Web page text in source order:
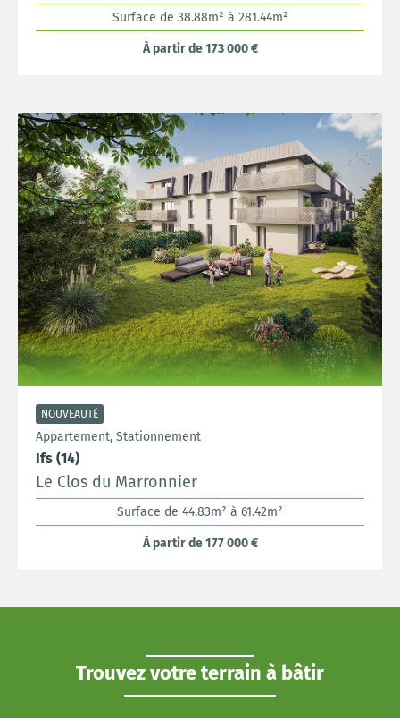
Surface de 38.88m² à 281.44m²
À partir de 173 000 €
NOUVEAUTÉ
Appartement, Stationnement
Ifs (14)
Le Clos du Marronnier
Surface de 44.83m² à 61.42m²
À partir de 177 000 €
Trouvez votre terrain à bâtir